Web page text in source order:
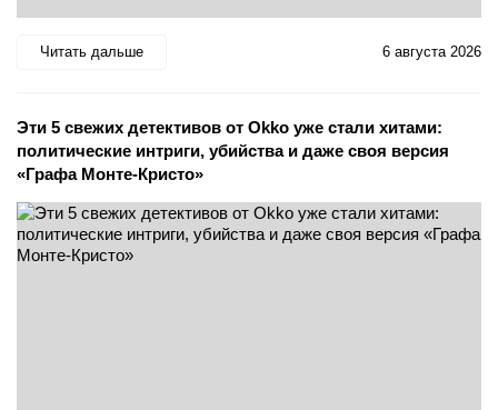
Читать дальше 6 августа 2026
Эти 5 свежих детективов от Okko уже стали хитами:
политические интриги, убийства и даже своя версия
«Графа Монте-Кристо»